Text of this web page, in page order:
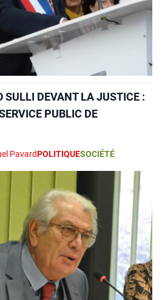
SULLI DEVANT LA JUSTICE :
PUBLIC DE
PavardPOLITIQUESOCIÉTÉ